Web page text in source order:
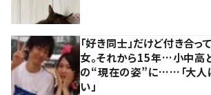
「好き同士」だけど付き合っ
女。それから15年…小中高
の“現在の姿”に……「大人
い」